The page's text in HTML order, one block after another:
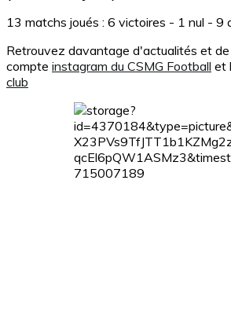
13 matchs joués : 6 victoires - 1 nul - 9
Retrouvez davantage d'actualités et
compte instagram du CSMG Football et
club